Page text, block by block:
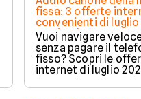
fissa: 3 offerte
convenienti di luglio
partire da 19,95€
Vuoi navigare
senza pagare il
fisso? Scopri le
internet di luglio
risparmiare e
tariffa perfetta per